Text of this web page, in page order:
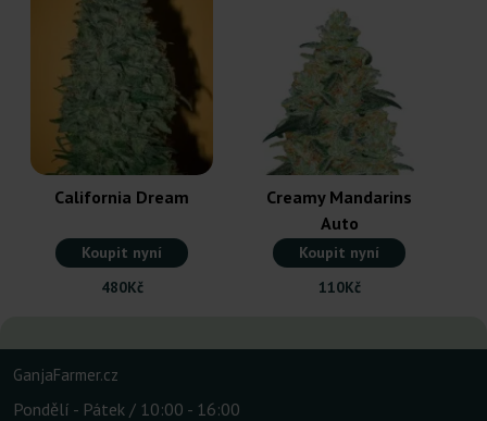
California Dream
Koupit nyní
480Kč
Creamy Mandarins
Auto
Koupit nyní
110Kč
GanjaFarmer.cz
Pondělí - Pátek / 10:00 - 16:00